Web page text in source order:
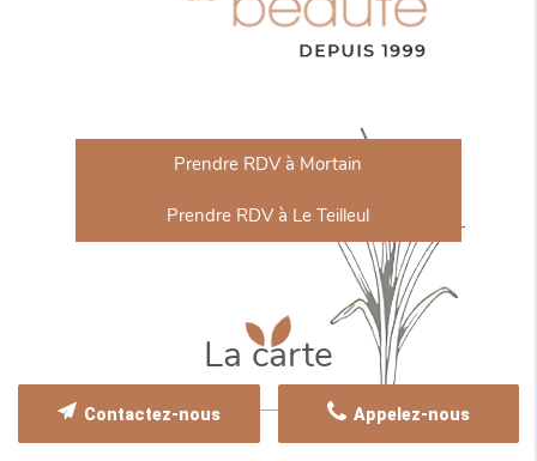
Prendre RDV à Mortain
Prendre RDV à Le Teilleul
La carte
Appelez-nous
Contactez-nous